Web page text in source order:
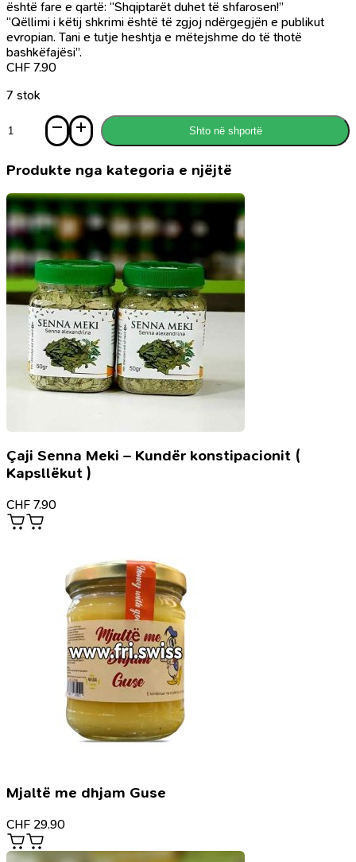
është fare e qartë: “Shqiptarët duhet të shfarosen!”
“Qëllimi i këtij shkrimi është të zgjoj ndërgegjën e publikut
evropian. Tani e tutje heshtja e mëtejshme do të thotë
bashkëfajësi”.
CHF 7.90
7 stok
Golgata
Shqipërisë
Aktakuzat
kundër
shfarosësve
të
popullit
shqiptar
Shto në shportë
Produkte nga kategoria e njëjtë
Çaji Senna Meki – Kundër konstipacionit (
Kapsllëkut )
CHF 7.90
Mjaltë me dhjam Guse
CHF 29.90